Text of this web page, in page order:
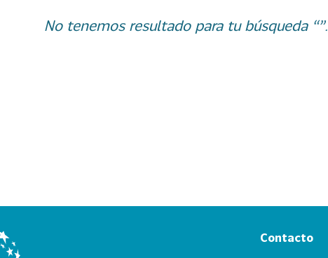
No tenemos resultado para tu búsqueda “”.
Contacto